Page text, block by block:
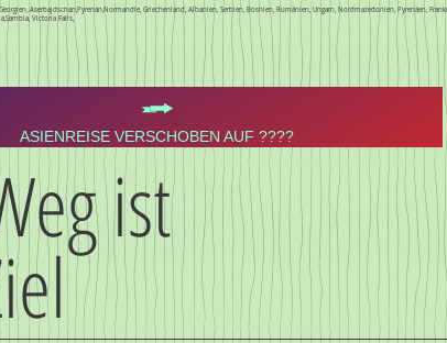
Aserbajdschan,Pyrenän,Normandie, Griechenland, Albanien, Serbien, Bosnien, Rumänien, Ungarn, Nordmazedonien, Pyrenäen,
Victoria Falls,
ASIENREISE VERSCHOBEN AUF ????
ist